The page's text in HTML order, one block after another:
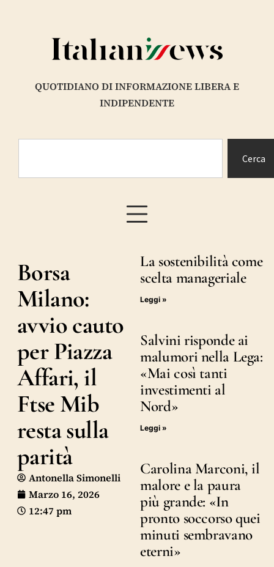
QUOTIDIANO DI INFORMAZIONE LIBERA E
INDIPENDENTE
Cerca
Borsa
Milano:
avvio cauto
per Piazza
Affari, il
Ftse Mib
resta sulla
parità
Antonella Simonelli
Marzo 16, 2026
12:47 pm
La sostenibilità come
scelta manageriale
Leggi »
Salvini risponde ai
malumori nella Lega:
«Mai così tanti
investimenti al
Nord»
Leggi »
Carolina Marconi, il
malore e la paura
più grande: «In
pronto soccorso quei
minuti sembravano
eterni»